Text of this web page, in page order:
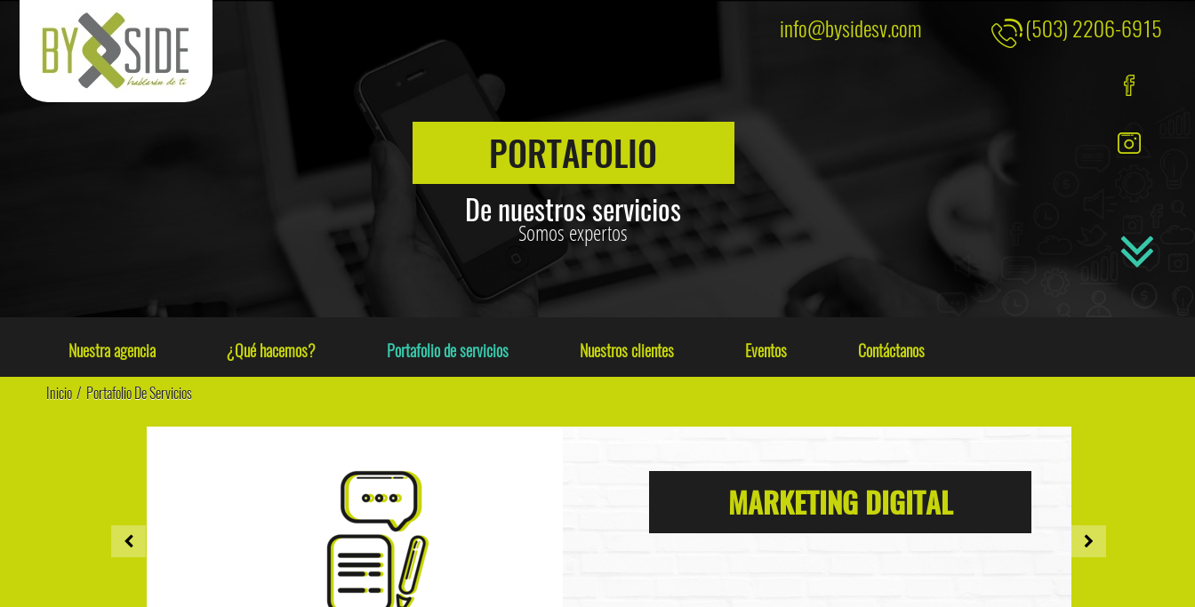
info@bysidesv.com (503) 2206-6915
PORTAFOLIO
De nuestros servicios
Somos expertos
Nuestra agencia ¿Qué hacemos? Portafolio de servicios Nuestros clientes Eventos Contáctanos
Inicio / Portafolio De Servicios
MARKETING DIGITAL